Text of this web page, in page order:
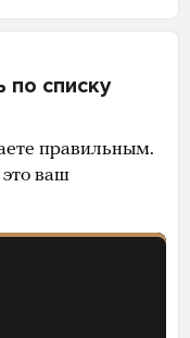
по списку
правильным.
ваш